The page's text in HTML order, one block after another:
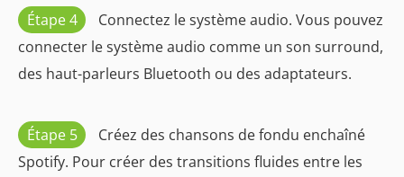
Étape 4
Connectez le système audio. Vous pouvez
connecter le système audio comme un son surround,
des haut-parleurs Bluetooth ou des adaptateurs.
Étape 5
Créez des chansons de fondu enchaîné
Spotify. Pour créer des transitions fluides entre les